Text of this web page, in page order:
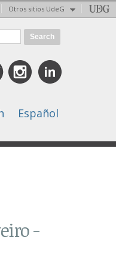
Otros sitios UdeG
Español
-